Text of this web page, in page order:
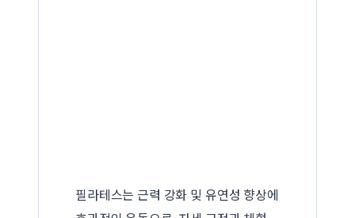
필라테스는 근력 강화 및 유연성 향상에